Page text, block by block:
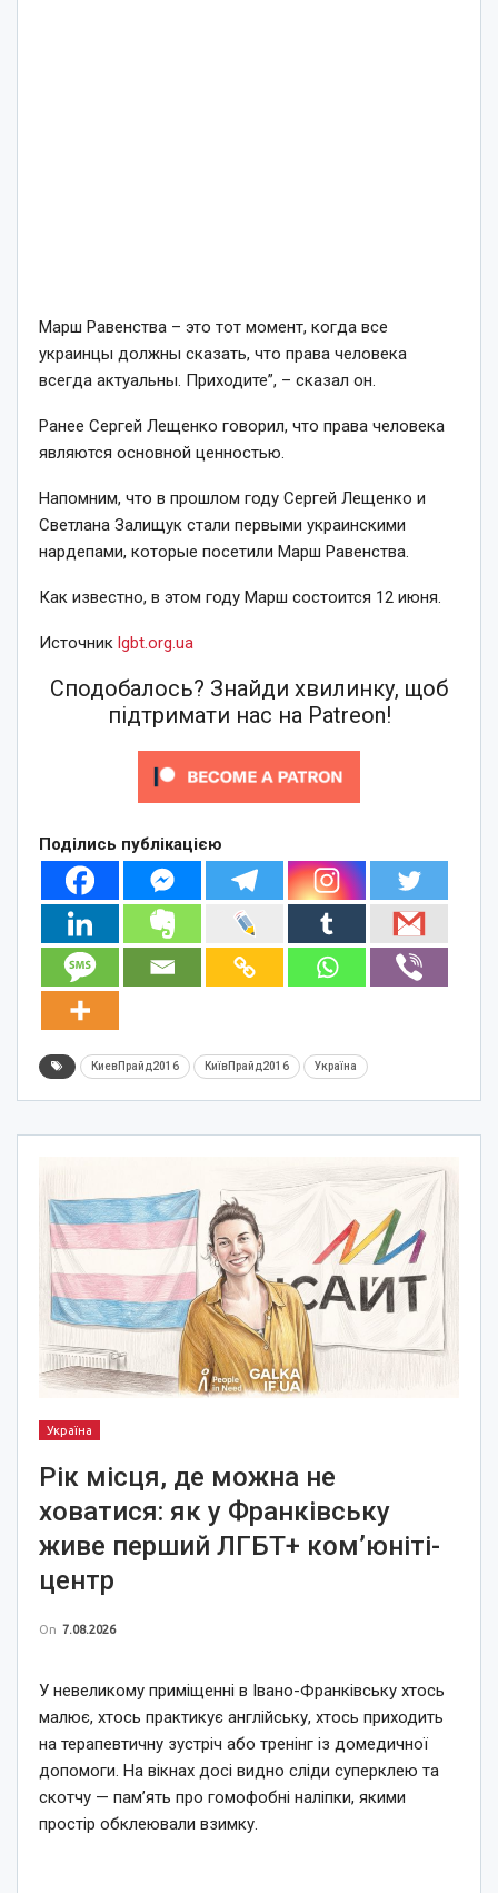
Марш Равенства – это тот момент, когда все
украинцы должны сказать, что права человека
всегда актуальны. Приходите”, – сказал он.
Ранее Сергей Лещенко говорил, что права человека
являются основной ценностью.
Напомним, что в прошлом году Сергей Лещенко и
Светлана Залищук стали первыми украинскими
нардепами, которые посетили Марш Равенства.
Как известно, в этом году Марш состоится 12 июня.
Источник lgbt.org.ua
Сподобалось? Знайди хвилинку, щоб
підтримати нас на Patreon!
Поділись публікацією
КиевПрайд2016 КиївПрайд2016 Україна
Україна
Рік місця, де можна не
ховатися: як у Франківську
живе перший ЛГБТ+ ком’юніті-
центр
On 7.08.2026
У невеликому приміщенні в Івано-Франківську хтось
малює, хтось практикує англійську, хтось приходить
на терапевтичну зустріч або тренінг із домедичної
допомоги. На вікнах досі видно сліди суперклею та
скотчу — пам’ять про гомофобні наліпки, якими
простір обклеювали взимку.